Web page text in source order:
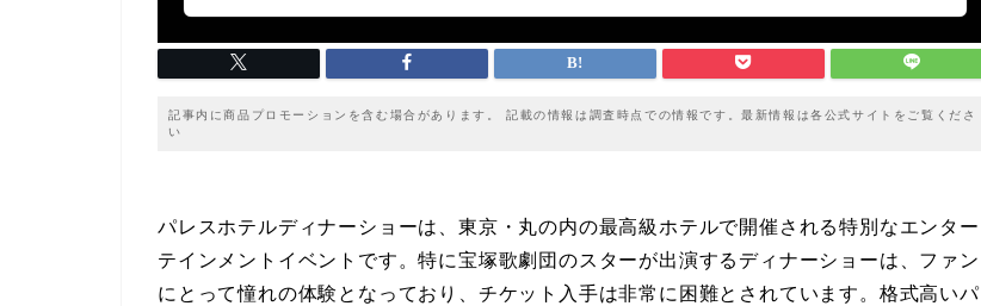
記事内に商品プロモーションを含む場合があります。 記載の情報は調査時点での情報です。最新情報は各公式サイトをご覧くださ
い
パレスホテルディナーショーは、東京・丸の内の最高級ホテルで開催される特別なエンター
テインメントイベントです。特に宝塚歌劇団のスターが出演するディナーショーは、ファン
にとって憧れの体験となっており、チケット入手は非常に困難とされています。格式高いパ